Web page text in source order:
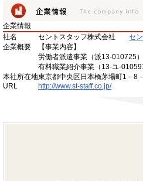
企業情報
社名
セントスタッフ株式会社
セ
企業概要
【事業内容】
労働者派遣事業（派13-010725）
有料職業紹介事業（13-ユ-
本社所在地東京都中央区日本橋茅場町1－
URL
http://www.st-staff.co.jp/